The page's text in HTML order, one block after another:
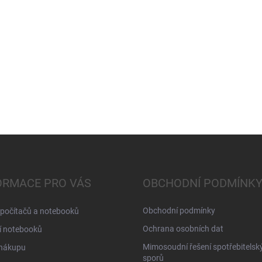
PRO VÁS
a notebooků
notebooků
OBCHODNÍ PODMÍNKY
Obchodní podmínky
Ochrana osobních dat
Mimosoudní řešení
sporů